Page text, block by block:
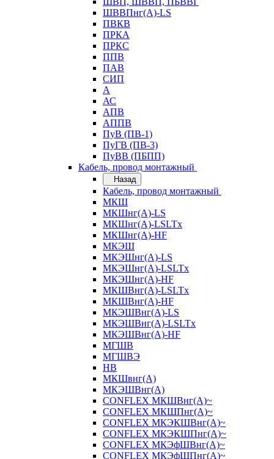
ШВВПнг(А)-LS
ПВКВ
ПРКА
ПРКС
ППВ
ПАВ
СИП
А
АС
АПВ
АППВ
ПуВ (ПВ-1)
ПуГВ (ПВ-3)
ПуВВ (ПБПП)
Кабель, провод монтажный
Назад
Кабель, провод монтажный
МКШ
МКШнг(А)-LS
МКШнг(А)-LSLTx
МКШнг(А)-HF
МКЭШ
МКЭШнг(А)-LS
МКЭШнг(А)-LSLTx
МКЭШнг(А)-HF
МКШВнг(A)-LSLTx
МКШВнг(А)-HF
МКЭШВнг(А)-LS
МКЭШВнг(A)-LSLTx
МКЭШВнг(А)-HF
МГШВ
МГШВЭ
НВ
МКШвнг(А)
МКЭШВнг(А)
CONFLEX МКШВнг(А)~
CONFLEX МКШПнг(А)~
CONFLEX МКЭКШВнг(А)~
CONFLEX МКЭКШПнг(А)~
CONFLEX МКЭфШВнг(А)~
CONFLEX МКЭфШПнг(А)~